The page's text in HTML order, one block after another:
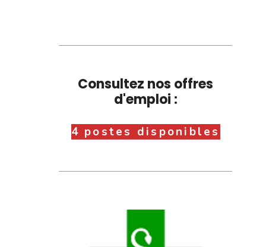
Consultez nos offres
d'emploi :
4 postes disponibles